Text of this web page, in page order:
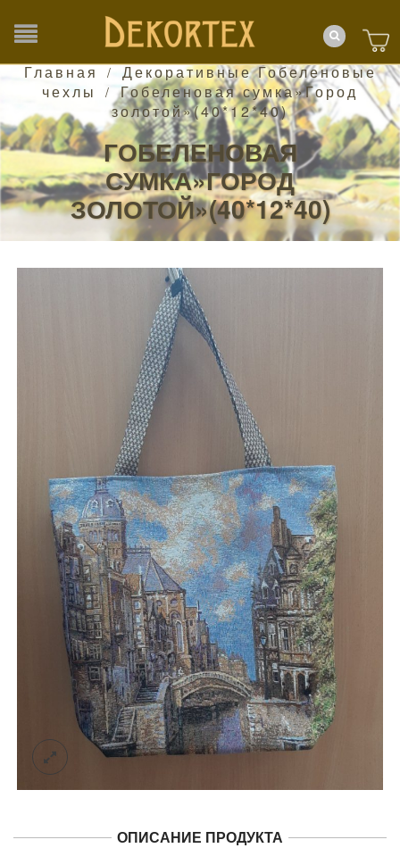
Главная /
Декоративные Гобеленовые
чехлы
/ Гобеленовая сумка»Город
золотой»(40*12*40)
ГОБЕЛЕНОВАЯ
СУМКА»ГОРОД
ЗОЛОТОЙ»(40*12*40)
ОПИСАНИЕ ПРОДУКТА